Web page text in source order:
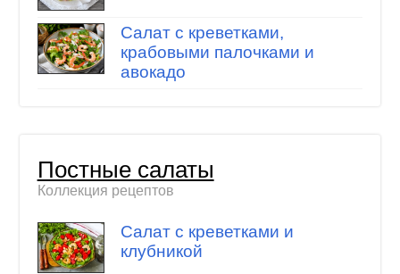
Салат с креветками,
крабовыми палочками и
авокадо
Постные салаты
Коллекция рецептов
Салат с креветками и
клубникой